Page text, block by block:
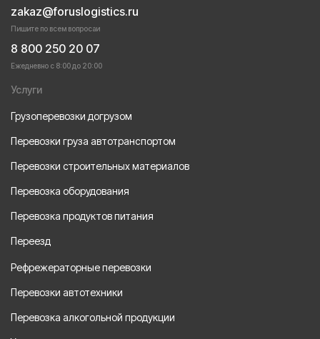
zakaz@foruslogistics.ru
Пишите по всем вопросаи
8 800 250 20 07
Ежедневно с 8:00 до 20:00
Услуги
Грузоперевозки догрузом
Перевозки груза автотранспортом
Перевозки строительных материалов
Перевозка оборудования
Перевозка продуктов питания
Переезд
Рефрежераторные перевозки
Перевозки автотехники
Перевозка алкогольной продукции